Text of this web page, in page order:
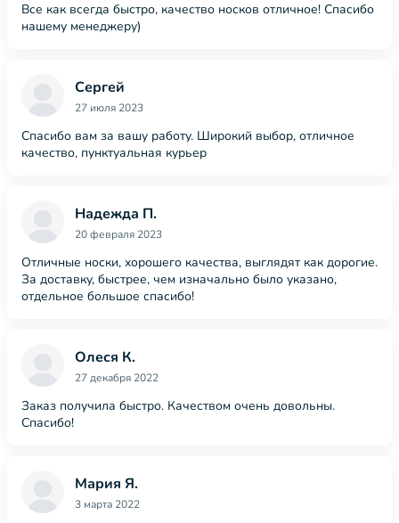
Все как всегда быстро, качество носков отличное! Спасибо
нашему менеджеру)
Сергей
27 июля 2023
Спасибо вам за вашу работу. Широкий выбор, отличное
качество, пунктуальная курьер
Надежда П.
20 февраля 2023
Отличные носки, хорошего качества, выглядят как дорогие.
За доставку, быстрее, чем изначально было указано,
отдельное большое спасибо!
Олеся К.
27 декабря 2022
Заказ получила быстро. Качеством очень довольны.
Спасибо!
Мария Я.
3 марта 2022